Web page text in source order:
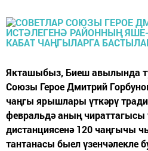
Якташыбыз, Биеш авылында
Союзы Герое Дмитрий
чаңгы ярышлары үткәрү
февральдә аның чираттагысы
дистанциясенә 120 чаңгычы
тантанасы быел үзенчәлекле